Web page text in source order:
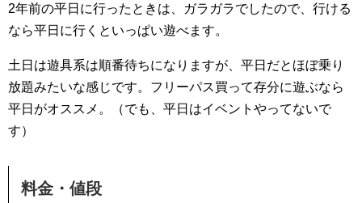
2年前の平日に行ったときは、ガラガラでしたので、行ける
なら平日に行くといっぱい遊べます。
土日は遊具系は順番待ちになりますが、平日だとほぼ乗り
放題みたいな感じです。フリーパス買って存分に遊ぶなら
平日がオススメ。（でも、平日はイベントやってないで
す）
料金・値段